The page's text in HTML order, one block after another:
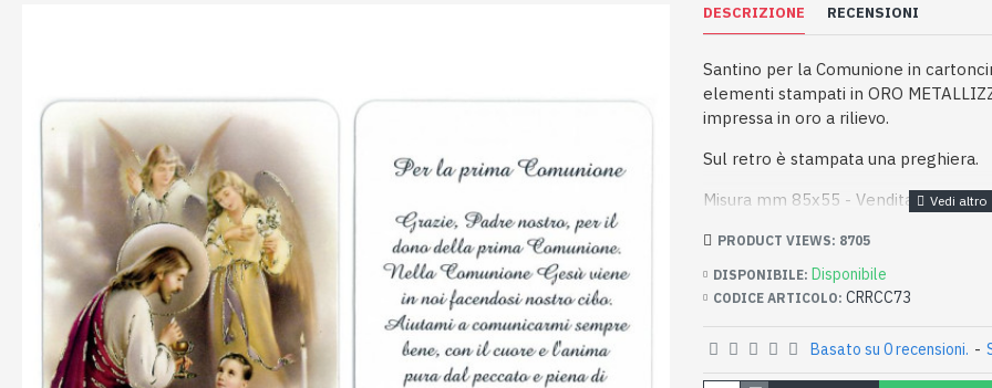
DESCRIZIONE RECENSIONI
Santino per la Comunione in
elementi stampati in ORO
impressa in oro a rilievo.
Sul retro è stampata una preghiera.
Misura mm 85x55 - Vendita a pezzo
DISPONIBILE: Disponibile
CODICE ARTICOLO: CRRCC73
PRODUCT VIEWS: 8705
Basato su 0 recensioni. -